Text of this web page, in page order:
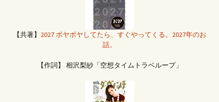
【共著】 2027 ボヤボヤしてたら、すぐやってくる。2027年のお
話。
【作詞】 相沢梨紗「空想タイムトラベループ」